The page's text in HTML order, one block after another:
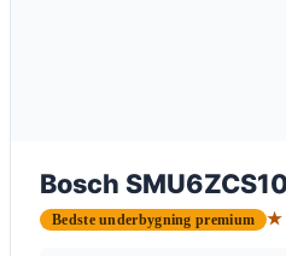
Bosch
Bedste underbygning premium ★